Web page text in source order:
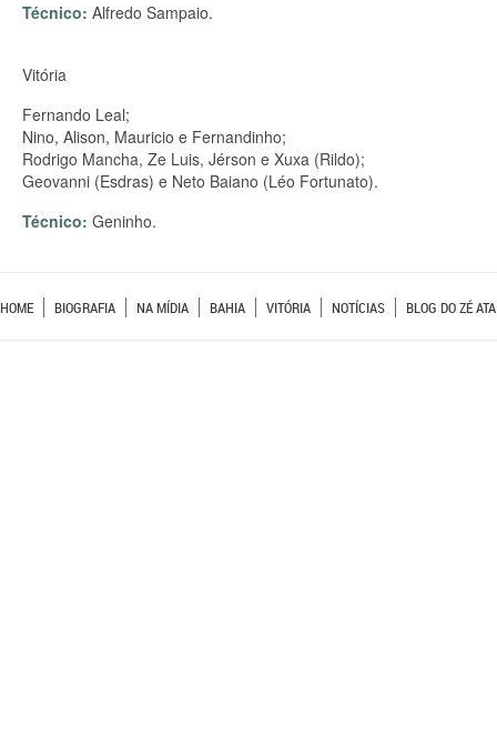
Técnico: Alfredo Sampaio.
Vitória
Fernando Leal;
Nino, Alison, Mauricio e Fernandinho;
Rodrigo Mancha, Ze Luis, Jérson e Xuxa (Rildo);
Geovanni (Esdras) e Neto Baiano (Léo Fortunato).
Técnico: Geninho.
HOME BIOGRAFIA NA MÍDIA BAHIA VITÓRIA NOTÍCIAS BLOG DO ZÉ